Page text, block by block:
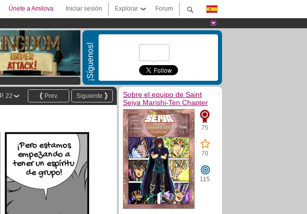
Forum
Explorar
Iniciar sesión
Únete a Amilova
¡Síguenos!
Siguiente
Prev.
P. 22
¡Pero estamos
empezando a
tener un espíritu
de grupo!
Sobre el equipo de Saint
Seiya Marishi-Ten Chapter
75
70
115